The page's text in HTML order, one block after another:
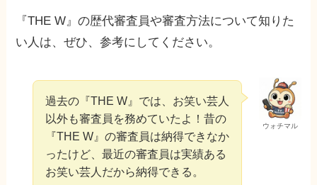
『THE W』の歴代審査員や審査方法について知りた
い人は、ぜひ、参考にしてください。
ウォチマル
過去の『THE W』では、お笑い芸人
以外も審査員を務めていたよ！昔の
『THE W』の審査員は納得できなか
ったけど、最近の審査員は実績ある
お笑い芸人だから納得できる。